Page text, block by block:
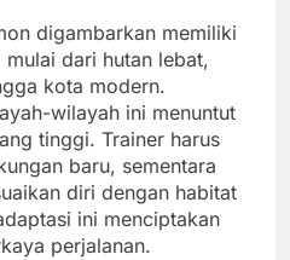
digambarkan memiliki
dari hutan lebat,
kota modern.
wilayah ini menuntut
tinggi. Trainer harus
baru, sementara
diri dengan habitat
ini menciptakan
perjalanan.